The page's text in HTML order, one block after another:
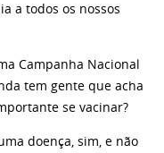
a todos os nossos
Campanha Nacional
tem gente que acha
se vacinar?
doença, sim, e não